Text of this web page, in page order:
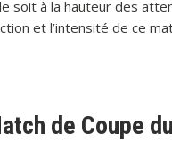
soit à la hauteur des
et l’intensité de ce
de Coupe